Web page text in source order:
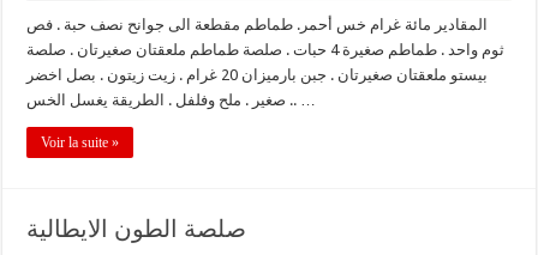
المقادير مائة غرام خس أحمر. طماطم مقطعة الى جوانح نصف حبة . فص
ثوم واحد . طماطم صغيرة 4 حبات . صلصة طماطم ملعقتان صغيرتان . صلصة
بيستو ملعقتان صغيرتان . جبن بارميزان 20 غرام . زيت زيتون . بصل اخضر
صغير . ملح وفلفل . الطريقة يغسل الخس .. …
Voir la suite »
صلصة الطون الايطالية